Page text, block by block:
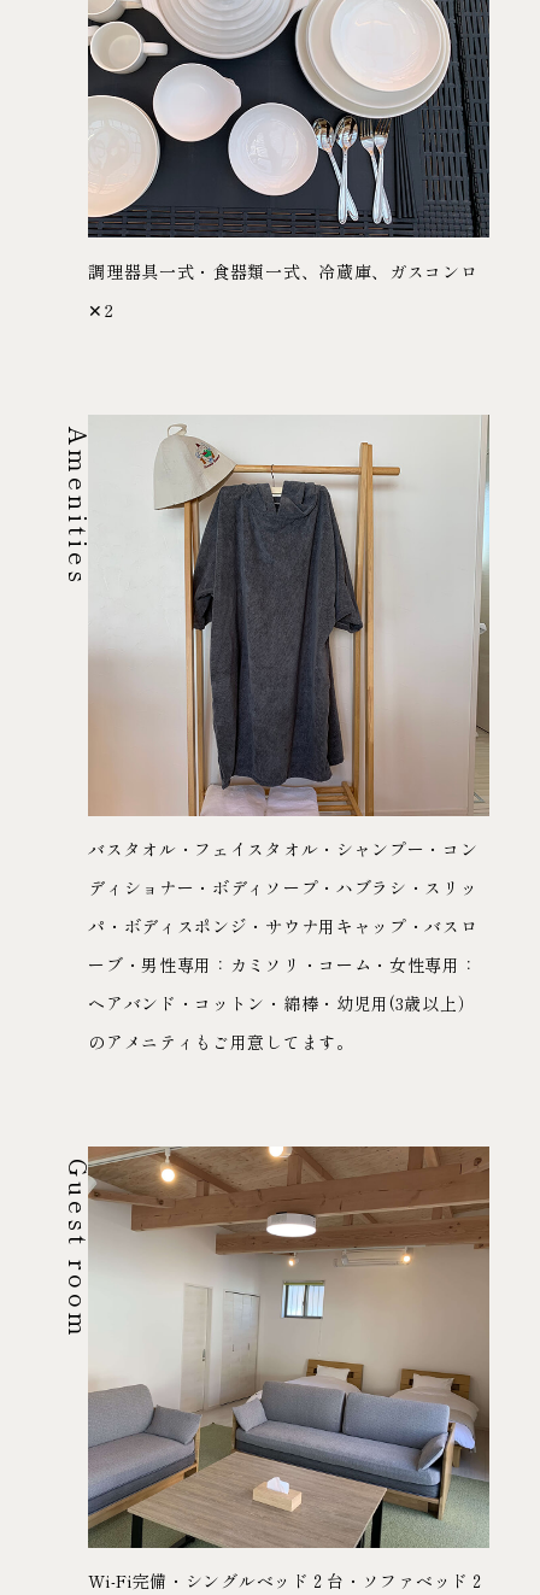
調理器具一式・食器類一式、冷蔵庫、ガスコンロ
✕2
Amenities
バスタオル・フェイスタオル・シャンプー・コン
ディショナー・ボディソープ・ハブラシ・スリッ
パ・ボディスポンジ・サウナ用キャップ・バスロ
ーブ・男性専用：カミソリ・コーム・女性専用：
ヘアバンド・コットン・綿棒・幼児用(3歳以上）
のアメニティもご用意してます。
Guest room
Wi-Fi完備・シングルベッド２台・ソファベッド２